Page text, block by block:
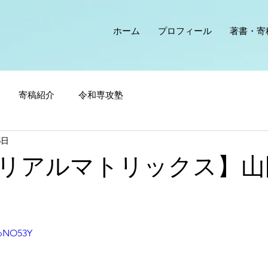
ホーム プロフィール 著書・寄
寄稿紹介 令和専攻塾
リアルマトリックス】